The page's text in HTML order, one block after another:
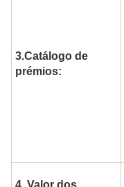
3.Catálogo de
prémios:
4. Valor dos